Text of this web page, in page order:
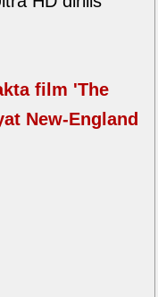
film 'The
New-England